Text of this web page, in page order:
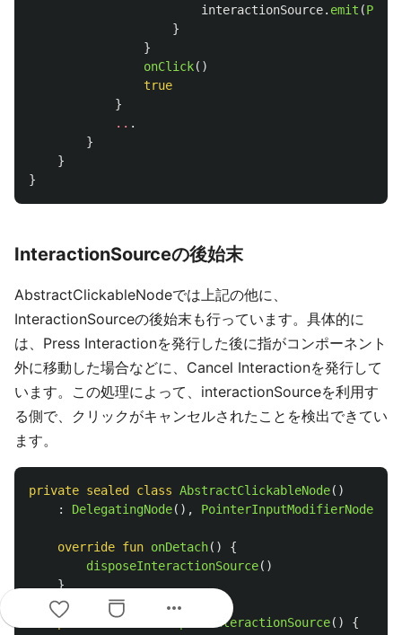
interactionSource. emit (
}
}
onClick()
true
}
.. .
}
}
}
InteractionSourceの後始末
AbstractClickableNodeでは上記の他に、
InteractionSourceの後始末も行っています。具体的に
は、Press Interactionを発行した後に指がコンポーネント
外に移動した場合などに、Cancel Interactionを発行して
います。この処理によって、interactionSourceを利用す
る側で、クリックがキャンセルされたことを検出できてい
ます。
private sealed class AbstractClickableNode()
:
DelegatingNode(), PointerInputModifierNode
override fun onDetach()
{
disposeInteractionSource()
}
protected disposeInteractionSource()
{
more_horiz